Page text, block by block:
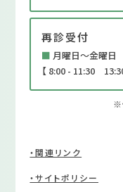
再診受付
■ 月曜日～金曜日
【 8:00 - 11:30
※
・関連リンク
・サイトポリシー